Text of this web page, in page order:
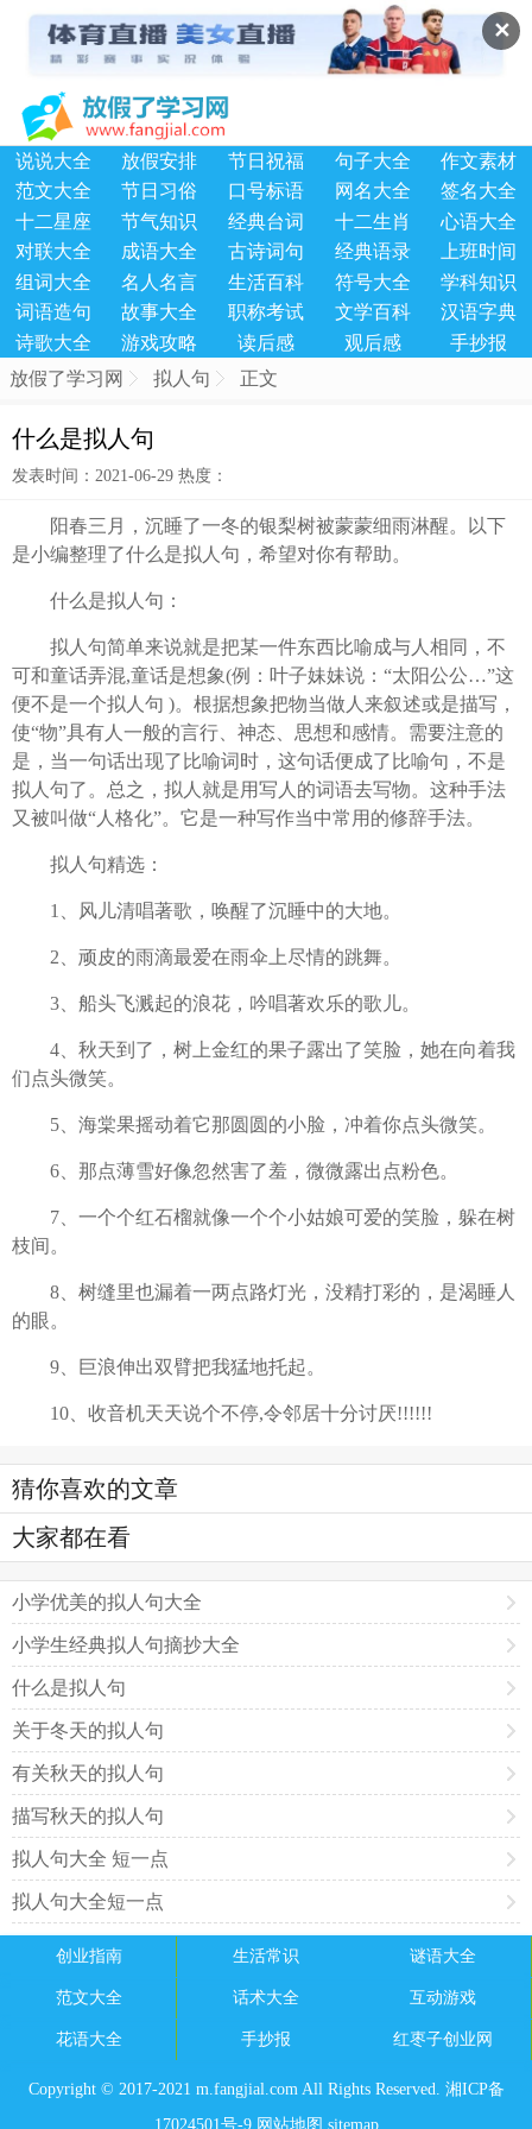
✕
说说大全 放假安排 节日祝福 句子大全
作文素材
范文大全
节日习俗 口号标语 网名大全
签名大全
十二星座
节气知识 经典台词 十二生肖
心语大全
对联大全
成语大全 古诗词句 经典语录
上班时间
组词大全
名人名言 生活百科 符号大全
学科知识
词语造句
故事大全 职称考试 文学百科
汉语字典
诗歌大全
游戏攻略 读后感 观后感
手抄报
放假了学习网
拟人句 正文
什么是拟人句
发表时间：2021-06-29 热度：
阳春三月，沉睡了一冬的银梨树被蒙蒙细雨淋醒。以下
是​小编整理了什么是拟人句，希望对你有帮助。
什么是拟人句：
拟人句简单来说就是把某一件东西比喻成与人相同，不
可和童话弄混,童话是想象(例：叶子妹妹说：“太阳公公…”这
便不是一个拟人句 )。根据想象把物当做人来叙述或是描写，
使“物”具有人一般的言行、神态、思想和感情。需要注意的
是，当一句话出现了比喻词时，这句话便成了比喻句，不是
拟人句了。总之，拟人就是用写人的词语去写物。这种手法
又被叫做“人格化”。它是一种写作当中常用的修辞手法。
拟人句精选：
1、风儿清唱著歌，唤醒了沉睡中的大地。
2、顽皮的雨滴最爱在雨伞上尽情的跳舞。
3、船头飞溅起的浪花，吟唱著欢乐的歌儿。
4、秋天到了，树上金红的果子露出了笑脸，她在向着我
们点头微笑。
5、海棠果摇动着它那圆圆的小脸，冲着你点头微笑。
6、那点薄雪好像忽然害了羞，微微露出点粉色。
7、一个个红石榴就像一个个小姑娘可爱的笑脸，躲在树
枝间。
8、树缝里也漏着一两点路灯光，没精打彩的，是渴睡人
的眼。
9、巨浪伸出双臂把我猛地托起。
10、收音机天天说个不停,令邻居十分讨厌!!!!!!
猜你喜欢的文章
大家都在看
小学优美的拟人句大全
小学生经典拟人句摘抄大全
什么是拟人句
关于冬天的拟人句
有关秋天的拟人句
描写秋天的拟人句
拟人句大全 短一点
拟人句大全短一点
创业指南 生活常识 谜语大全
范文大全 话术大全 互动游戏
花语大全 手抄报 红枣子创业网
Copyright © 2017-2021 m.fangjial.com All Rights Reserved. 湘ICP备
17024501号-9 网站地图 sitemap